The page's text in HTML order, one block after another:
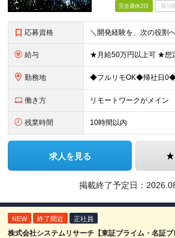
完全週休2日 賞与
応募資格
給与
勤務地
働き方 リモートワークがメイン
残業時間 10時間以内
求人を見る
掲載終了予定日：
NEW 終了間近 正社員
株式会社システムリサーチ【東証プライム・名証プ